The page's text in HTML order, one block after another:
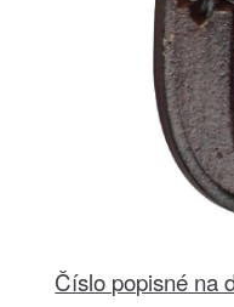
Číslo popisné na